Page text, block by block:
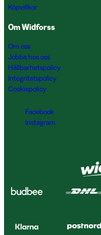
Köpvillkor
Om Widforss
Om oss
Jobba hos oss
Hållbarhetspolicy
Integritetspolicy
Cookiepolicy
Facebook
Instagram